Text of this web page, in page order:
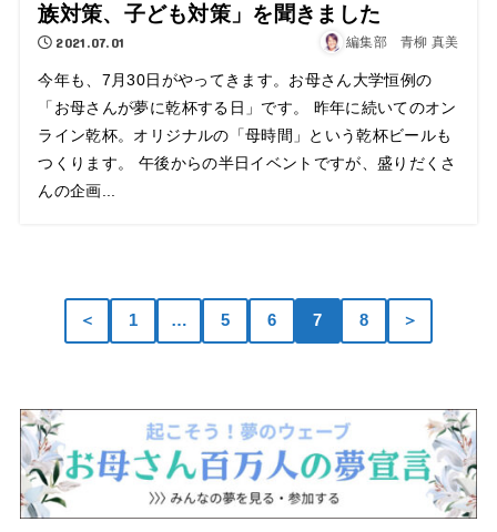
族対策、子ども対策」を聞きました
2021.07.01 編集部 青柳 真美
今年も、7月30日がやってきます。お母さん大学恒例の
「お母さんが夢に乾杯する日」です。 昨年に続いてのオン
ライン乾杯。オリジナルの「母時間」という乾杯ビールも
つくります。 午後からの半日イベントですが、盛りだくさ
んの企画...
＜ 1 … 5 6 7 8 ＞